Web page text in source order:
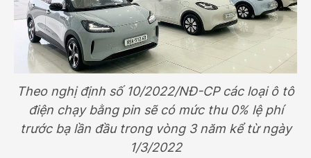
Theo nghị định số 10/2022/NĐ-CP các loại ô tô
điện chạy bằng pin sẽ có mức thu 0% lệ phí
trước bạ lần đầu trong vòng 3 năm kể từ ngày
1/3/2022